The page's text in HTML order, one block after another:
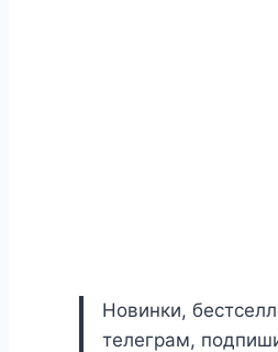
Новинки,
телеграм,